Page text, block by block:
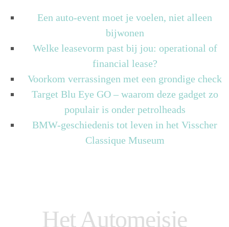
Een auto-event moet je voelen, niet alleen
bijwonen
Welke leasevorm past bij jou: operational of
financial lease?
Voorkom verrassingen met een grondige check
Target Blu Eye GO – waarom deze gadget zo
populair is onder petrolheads
BMW-geschiedenis tot leven in het Visscher
Classique Museum
Het Automeisje